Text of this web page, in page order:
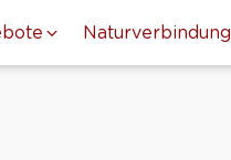
Naturverbindung